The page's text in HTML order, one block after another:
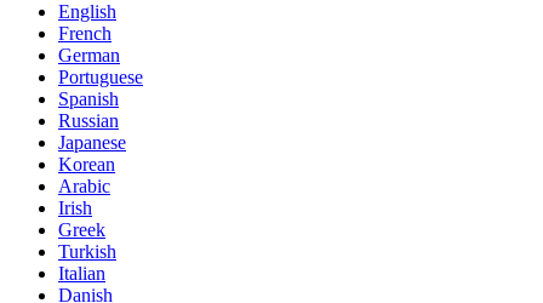
English
French
German
Portuguese
Spanish
Russian
Japanese
Korean
Arabic
Irish
Greek
Turkish
Italian
Danish